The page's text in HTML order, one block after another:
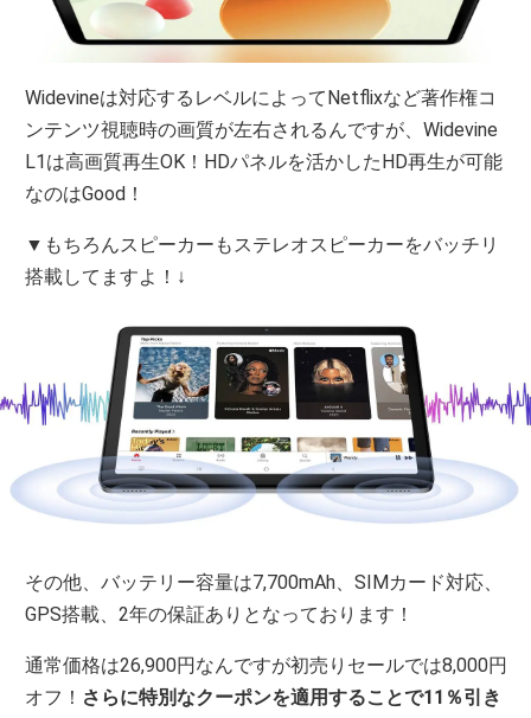
Widevineは対応するレベルによってNetflixなど著作権コ
ンテンツ視聴時の画質が左右されるんですが、Widevine
L1は高画質再生OK！HDパネルを活かしたHD再生が可能
なのはGood！
▼もちろんスピーカーもステレオスピーカーをバッチリ
搭載してますよ！↓
その他、バッテリー容量は7,700mAh、SIMカード対応、
GPS搭載、2年の保証ありとなっております！
通常価格は26,900円なんですが初売りセールでは8,000円
オフ！ さらに特別なクーポンを適用することで11％引き